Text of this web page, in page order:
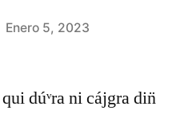
Enero 5, 2023
dúᵛra ni cájgra din̈